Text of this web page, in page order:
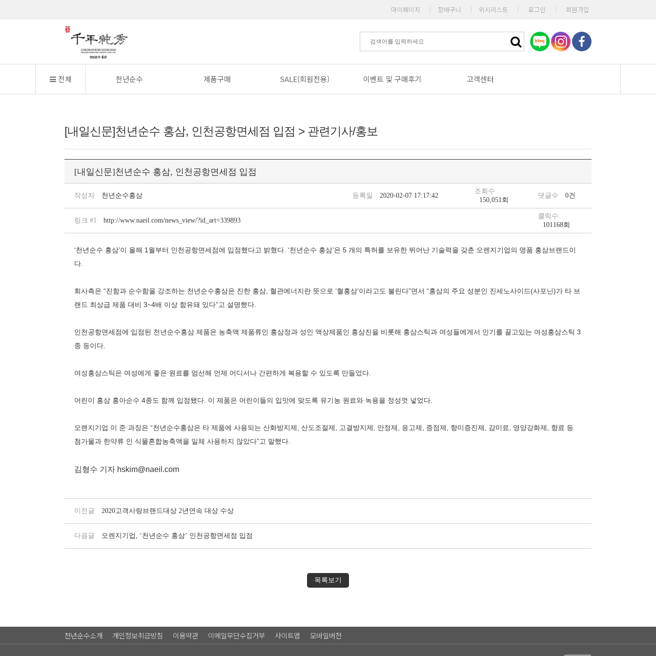
마이페이지 | 장바구니 | 위시리스트 | 로그인 | 회원가입
전체 천년순수 제품구매 SALE(회원전용) 이벤트 및 구매후기 고객센터
[내일신문]천년순수 홍삼, 인천공항면세점 입점 > 관련기사/홍보
[내일신문]천년순수 홍삼, 인천공항면세점 입점
작성자 천년순수홍삼 등록일 2020-02-07 17:17:42
조회수
150,051회
댓글수 0건
링크 #1 http://www.naeil.com/news_view/?id_art=339893
클릭수
101168회
‘천년순수 홍삼’이 올해 1월부터 인천공항면세점에 입점했다고 밝혔다. ‘천년순수 홍삼’은 5 개의 특허를 보유한 뛰어난 기술력을 갖춘 오렌지기업의 명품 홍삼브랜드이
다.
회사측은 “진함과 순수함을 강조하는 천년순수홍삼은 진한 홍삼, 혈관에너지란 뜻으로 ‘혈홍삼’이라고도 불린다”면서 “홍삼의 주요 성분인 진세노사이드(사포닌)가 타 브
랜드 최상급 제품 대비 3~4배 이상 함유돼 있다”고 설명했다.
인천공항면세점에 입점된 천년순수홍삼 제품은 농축액 제품류인 홍삼정과 성인 액상제품인 홍삼진을 비롯해 홍삼스틱과 여성들에게서 인기를 끌고있는 여성홍삼스틱 3
종 등이다.
여성홍삼스틱은 여성에게 좋은 원료를 엄선해 언제 어디서나 간편하게 복용할 수 있도록 만들었다.
어린이 홍삼 홍아순수 4종도 함께 입점됐다. 이 제품은 어린이들의 입맛에 맞도록 유기농 원료와 녹용을 정성껏 넣었다.
오렌지기업 이 준 과장은 “천년순수홍삼은 타 제품에 사용되는 산화방지제, 산도조절제, 고결방지제, 안정제, 응고제, 증점제, 향미증진제, 감미료, 영양강화제, 향료 등
첨가물과 한약류 인 식물혼합농축액을 일체 사용하지 않았다”고 말했다.
김형수 기자 hskim@naeil.com
이전글 2020고객사랑브랜드대상 2년연속 대상 수상
다음글 오렌지기업, ‘천년순수 홍삼’ 인천공항면세점 입점
목록보기
천년순수소개 개인정보취급방침 이용약관 이메일무단수집거부 사이트맵 모바일버전